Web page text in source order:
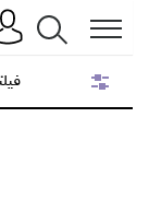
Search
فیلتر